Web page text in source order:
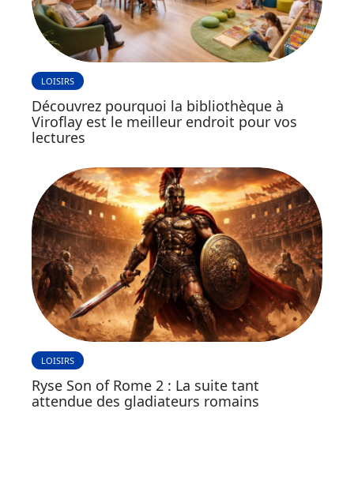
LOISIRS
Découvrez pourquoi la bibliothèque à
Viroflay est le meilleur endroit pour vos
lectures
LOISIRS
Ryse Son of Rome 2 : La suite tant
attendue des gladiateurs romains